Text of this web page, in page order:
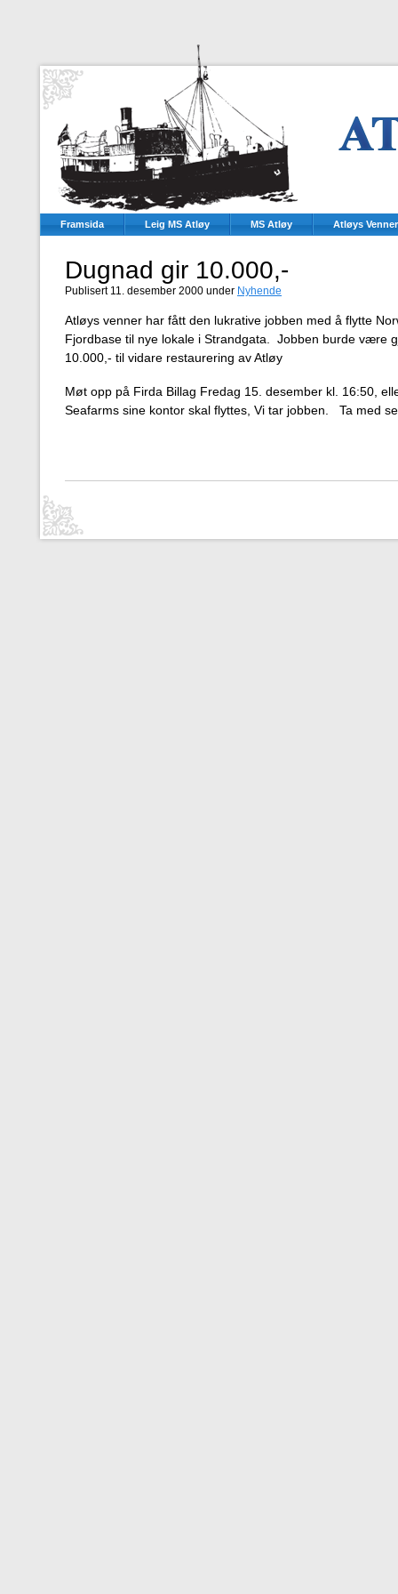
Framsida Leig MS Atløy MS Atløy Atløys Venner
Dugnad gir 10.000,-
Publisert 11. desember 2000 under Nyhende
Atløys venner har fått den lukrative jobben med å flytte
Fjordbase til nye lokale i Strandgata. Jobben burde være
10.000,- til vidare restaurering av Atløy
Møt opp på Firda Billag Fredag 15. desember kl. 16:50,
Seafarms sine kontor skal flyttes, Vi tar jobben. Ta med